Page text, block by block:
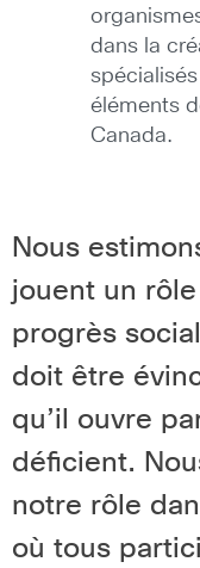
dans la
éléments
Canada.
Nous
jouent un
progrès
doit être
qu’il ouvre
déficient.
notre rôle
où tous